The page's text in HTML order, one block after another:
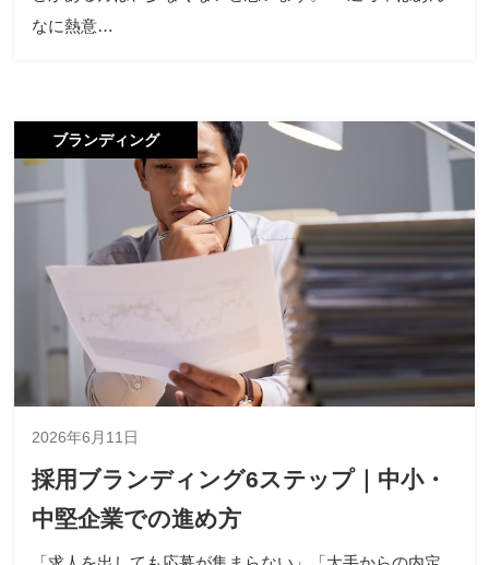
なに熱意…
ブランディング
2026年6月11日
採用ブランディング6ステップ｜中小・
中堅企業での進め方